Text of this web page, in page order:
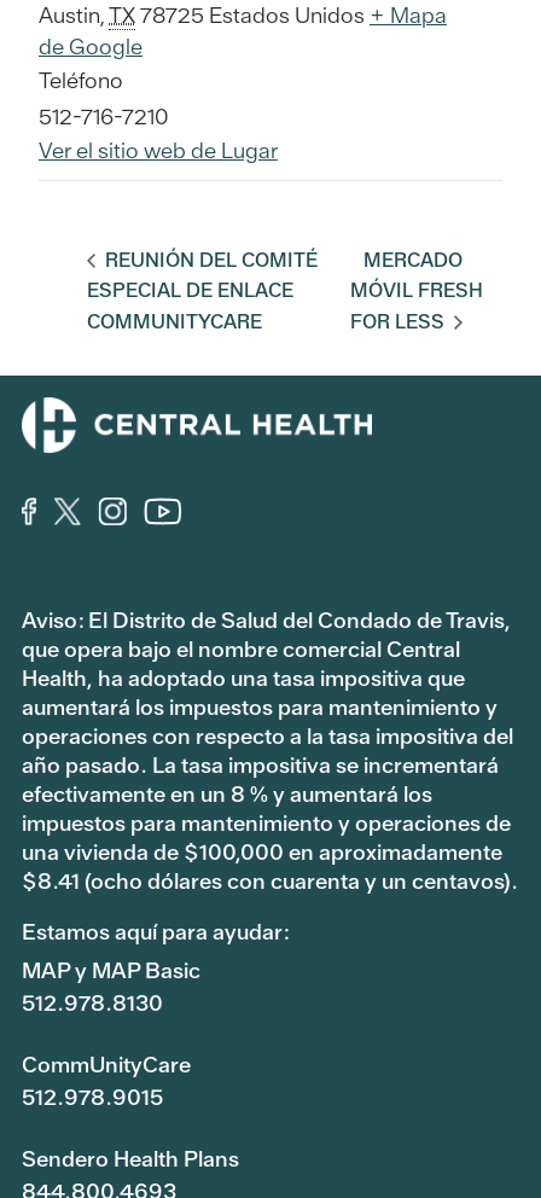
Austin,TX78725 Estados Unidos + Mapa
de Google
Teléfono
512-716-7210
Ver el sitio web de Lugar
REUNIÓN DEL COMITÉ
ESPECIAL DE ENLACE
COMMUNITYCARE
MERCADO
MÓVIL FRESH
FOR LESS
Aviso: El Distrito de Salud del Condado de Travis,
que opera bajo el nombre comercial Central
Health, ha adoptado una tasa impositiva que
aumentará los impuestos para mantenimiento y
operaciones con respecto a la tasa impositiva del
año pasado. La tasa impositiva se incrementará
efectivamente en un 8 % y aumentará los
impuestos para mantenimiento y operaciones de
una vivienda de $100,000 en aproximadamente
$8.41 (ocho dólares con cuarenta y un centavos).
Estamos aquí para ayudar:
MAP y MAP Basic
512.978.8130
CommUnityCare
512.978.9015
Sendero Health Plans
844.800.4693